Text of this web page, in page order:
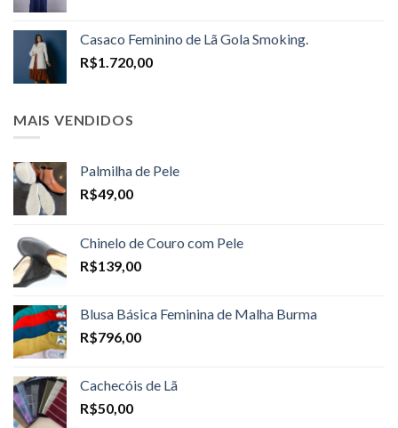
through
Casaco Feminino de Lã Gola Smoking.
R$1.720,00
MAIS VENDIDOS
Palmilha de Pele
R$49,00
Chinelo de Couro com Pele
R$139,00
Blusa Básica Feminina de Malha Burma
R$796,00
Cachecóis de Lã
R$50,00